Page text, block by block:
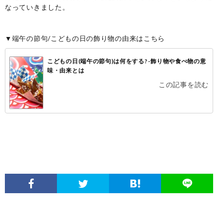
なっていきました。
▼端午の節句/こどもの日の飾り物の由来はこちら
こどもの日(端午の節句)は何をする?-飾り物や食べ物の意
味・由来とは
この記事を読む